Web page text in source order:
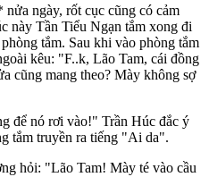
ngày, rốt cục cũng có cảm
này Tần Tiểu Ngạn tắm xong đi
tắm. Sau khi vào phòng tắm
kêu: "F..k, Lão Tam, cái đồng
cũng mang theo? Mày không sợ
để nó rơi vào!" Trần Húc đắc ý
tắm truyền ra tiếng "Ai da".
hỏi: "Lão Tam! Mày té vào cầu